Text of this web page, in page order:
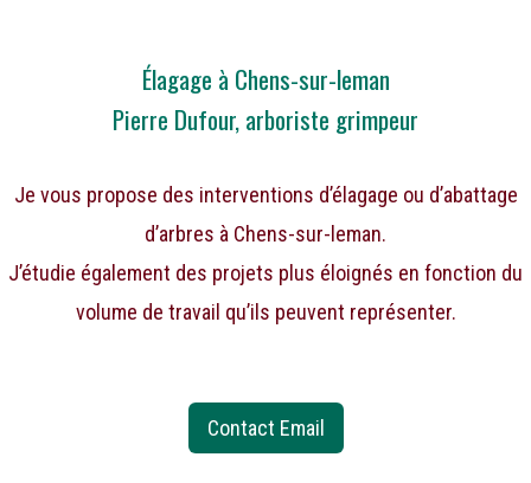
Élagage à Chens-sur-leman
Pierre Dufour, arboriste grimpeur
Je vous propose des interventions d’élagage ou d’abattage
d’arbres à Chens-sur-leman.
J’étudie également des projets plus éloignés en fonction du
volume de travail qu’ils peuvent représenter.
Contact Email